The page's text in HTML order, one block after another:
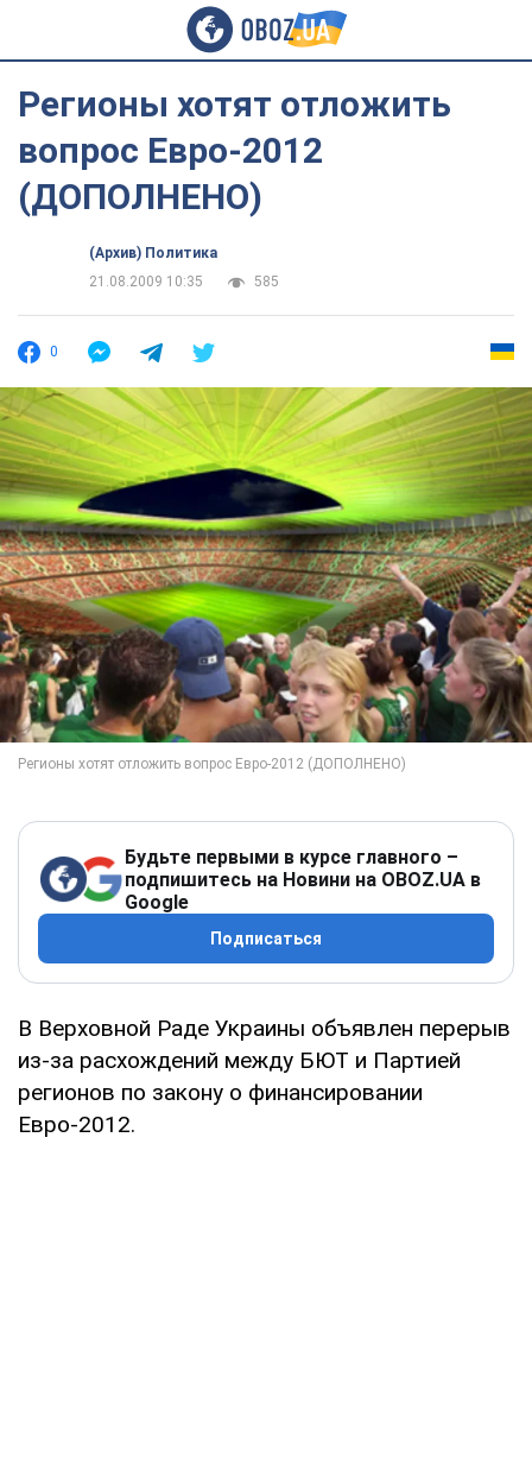
Регионы хотят отложить
вопрос Евро-2012
(ДОПОЛНЕНО)
(Архив) Политика
21.08.2009 10:35
585
0
Будьте первыми в курсе главного –
подпишитесь на Новини на OBOZ.UA в
Google
Подписаться
В Верховной Раде Украины объявлен перерыв
из-за расхождений между БЮТ и Партией
регионов по закону о финансировании
Евро-2012.